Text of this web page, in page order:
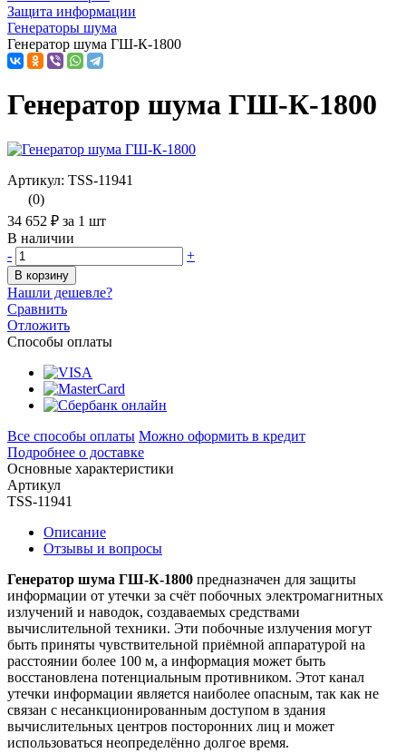
Защита информации
Генераторы шума
Генератор шума ГШ-К-1800
Генератор шума ГШ-К-1800
Артикул: TSS-11941
(0)
34 652 ₽ за 1 шт
В наличии
-
+
В корзину
Нашли дешевле?
Сравнить
Отложить
Способы оплаты
Все способы оплаты Можно оформить в кредит
Подробнее о доставке
Основные характеристики
Артикул
TSS-11941
Описание
Отзывы и вопросы
Генератор шума ГШ-К-1800 предназначен для защиты
информации от утечки за счёт побочных электромагнитных
излучений и наводок, создаваемых средствами
вычислительной техники. Эти побочные излучения могут
быть приняты чувствительной приёмной аппаратурой на
расстоянии более 100 м, а информация может быть
восстановлена потенциальным противником. Этот канал
утечки информации является наиболее опасным, так как не
связан с несанкционированным доступом в здания
вычислительных центров посторонних лиц и может
использоваться неопределённо долгое время.